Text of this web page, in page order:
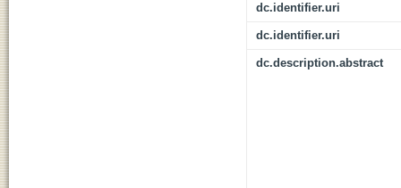
dc.identifier.uri
dc.identifier.uri
dc.description.abstract